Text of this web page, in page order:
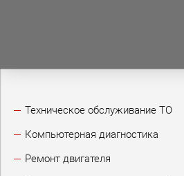
Техническое обслуживание ТО
Компьютерная диагностика
Ремонт двигателя